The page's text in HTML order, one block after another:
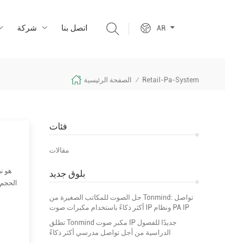
AR شركة اتصل بنا
الصفحة الرئيسية / Retail-Pa-System
فئات
مقالات
بلوق جديد
حل الصوت للمكاتب الصغيرة من Tonmind: تواصل
أكثر ذكاءً باستخدام مكبرات صوت IP ونظام PA IP
تطلق Tonmind مكبر صوت IP جديدًا للفصول
الدراسية من أجل تواصل مدرسي أكثر ذكاءً